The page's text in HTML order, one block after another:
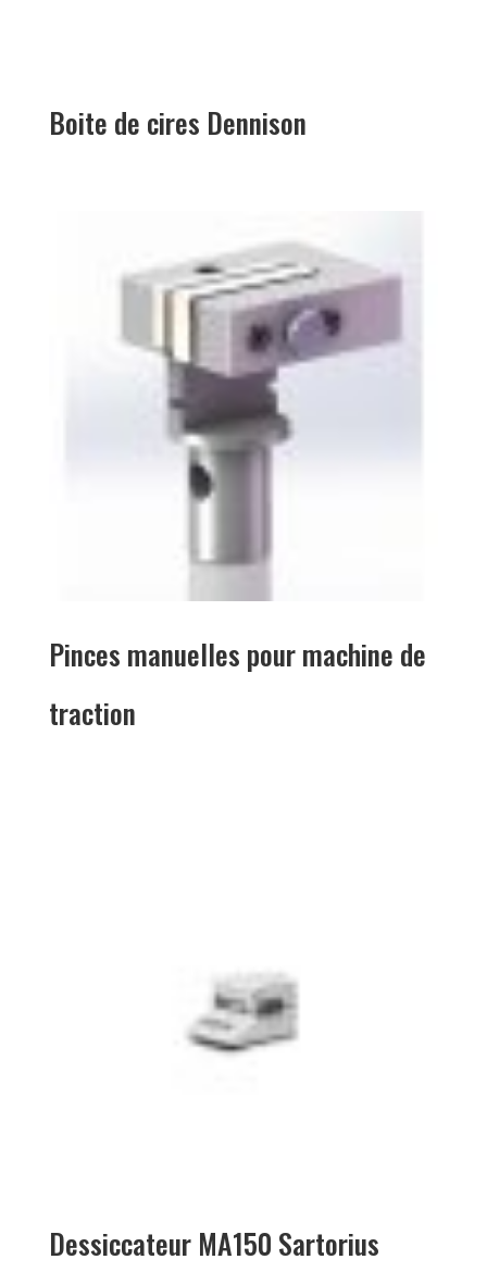
Boite de cires Dennison
Pinces manuelles pour machine de
traction
Dessiccateur MA150 Sartorius